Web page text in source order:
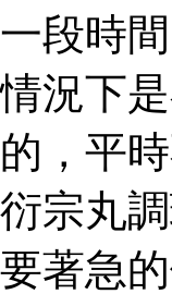
一段時
情況下
的，平
衍宗丸
要著急